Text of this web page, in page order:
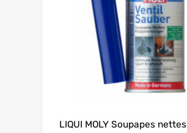
LIQUI MOLY Soupapes nettes